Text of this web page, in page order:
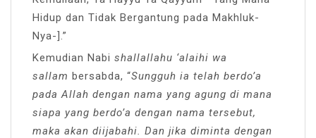
Hidup dan Tidak Bergantung pada Makhluk-
Nya-].”
Kemudian Nabi shallallahu ‘alaihi wa
sallam bersabda, “Sungguh ia telah berdo’a
pada Allah dengan nama yang agung di mana
siapa yang berdo’a dengan nama tersebut,
maka akan diijabahi. Dan jika diminta dengan